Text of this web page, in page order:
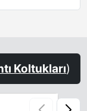
Koltukları)